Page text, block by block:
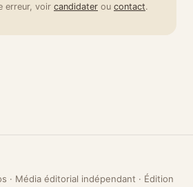
erreur, voir candidater ou contact.
· Média éditorial indépendant · Édition